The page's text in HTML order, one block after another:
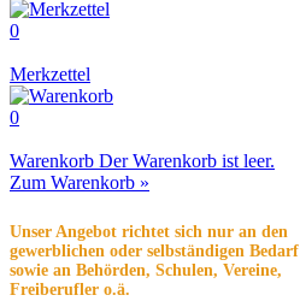
0
Merkzettel
0
Warenkorb Der Warenkorb ist leer.
Zum Warenkorb »
Unser Angebot richtet sich nur an den
gewerblichen oder selbständigen Bedarf
sowie an Behörden, Schulen, Vereine,
Freiberufler o.ä.